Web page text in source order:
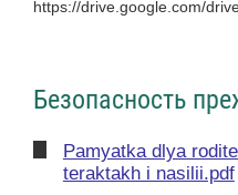
https://drive.google.com/
Безопасность
Pamyatka dlya
teraktakh i nasilii.pdf